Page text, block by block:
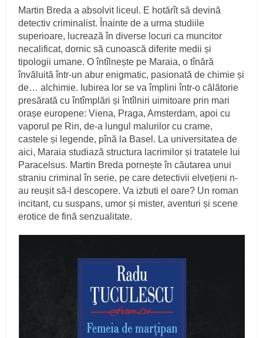
Martin Breda a absolvit liceul. E hotărît să devină
detectiv criminalist. Înainte de a urma studiile
superioare, lucrează în diverse locuri ca muncitor
necalificat, dornic să cunoască diferite medii și
tipologii umane. O întîlnește pe Maraia, o tînără
învăluită într-un abur enigmatic, pasionată de chimie și
de… alchimie. Iubirea lor se va împlini într-o călătorie
presărată cu întîmplări și întîlniri uimitoare prin mari
orașe europene: Viena, Praga, Amsterdam, apoi cu
vaporul pe Rin, de-a lungul malurilor cu crame,
castele și legende, pînă la Basel. La universitatea de
aici, Maraia studiază structura lacrimilor și tratatele lui
Paracelsus. Martin Breda pornește în căutarea unui
straniu criminal în serie, pe care detectivii elvețieni n-
au reușit să-l descopere. Va izbuti el oare? Un roman
incitant, cu suspans, umor și mister, aventuri și scene
erotice de fină senzualitate.